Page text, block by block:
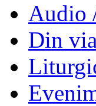
Audio
Din